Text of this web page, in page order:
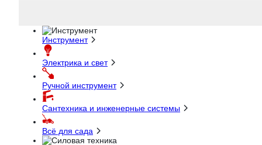
Инструмент
Электрика и свет
Ручной инструмент
Сантехника и инженерные системы
Всё для сада